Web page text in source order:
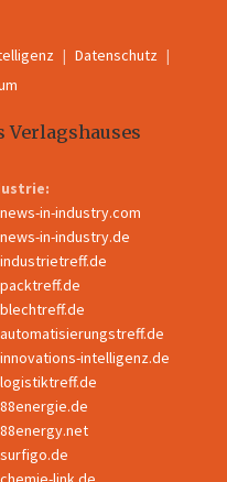
Datenschutz
Verlagshauses
news-in-industry.com
news-in-industry.de
industrietreff.de
packtreff.de
blechtreff.de
automatisierungstreff.de
innovations-intelligenz.de
logistiktreff.de
88energie.de
88energy.net
surfigo.de